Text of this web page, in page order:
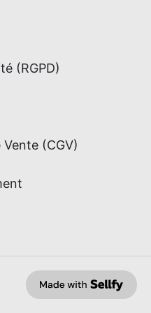
(RGPD)
(CGV)